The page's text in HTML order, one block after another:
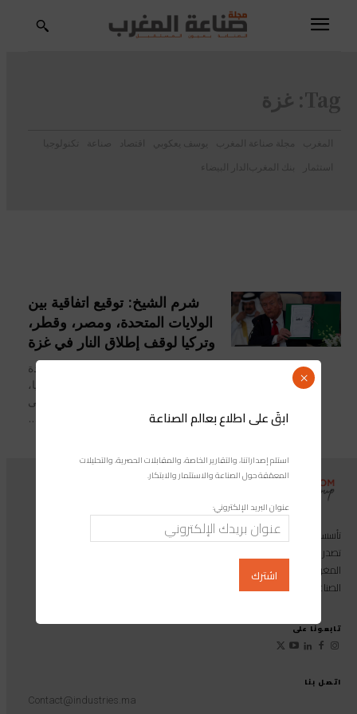
Tag: غزة
المغرب مجلة صناعة المغرب يوسف يعكوبي اقتصاد صناعة
تكنولوجيا
استثمار
بنك المغرب الدار البيضاء
شرم الشيخ: توقيع اتفاقية بين
الولايات المتحدة، ومصر، وقطر،
وتركيا لوقف إطلاق النار في غزة
اجتمع يوم الاثنين في شرم الشيخ، قادة
الولايات المتحدة ومصر وقطر وتركيا،
ووقعوا اتفاقًا لوقف إطلاق النار يهدف إلى
إنهاء التصعيد العنيف في قطاع...
اتصل بنا
Contact@industries.ma
تأسست مجموعة إندوستريكوم عام 2013، وهي مجموعة إعلامية متخصصة
تصدر المجلة الرائدة المخصصة للصناعة والاستثمار والابتكار: مجلة «صناعة
المغرب»، بالإضافة إلى أول منصة رقمية موجهة لخدمة المهنيين في القطاع
الصناعي.
تابعونا على
ابقَ على اطلاع بعالم الصناعة
استلم إصداراتنا، والتقارير الخاصة، والمقابلات الحصرية، والتحليلات
المعمّقة حول الصناعة والاستثمار والابتكار.
عنوان البريد الإلكتروني:
×